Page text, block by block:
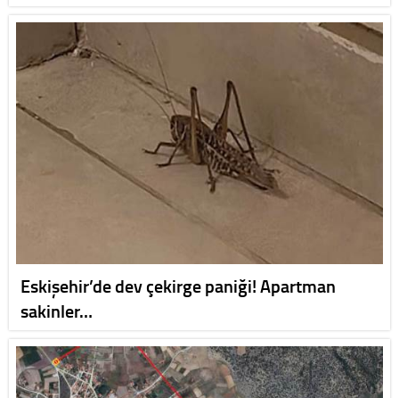
Eskişehir’de dev çekirge paniği! Apartman
sakinler…